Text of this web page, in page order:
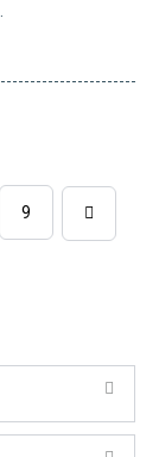
9